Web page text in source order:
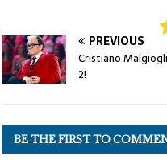
PREVIOUS
Cristiano
2!
BE THE FIRST TO